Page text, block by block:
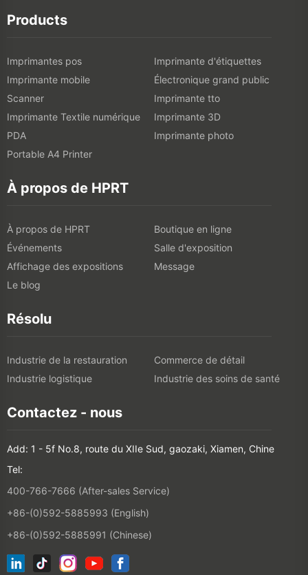
Products
Imprimantes pos
Imprimante d'étiquettes
Imprimante mobile
Électronique grand public
Scanner
Imprimante tto
Imprimante Textile numérique
Imprimante 3D
PDA
Imprimante photo
Portable A4 Printer
À propos de HPRT
À propos de HPRT
Boutique en ligne
Événements
Salle d'exposition
Affichage des expositions
Message
Le blog
Résolu
Industrie de la restauration
Commerce de détail
Industrie logistique
Industrie des soins de santé
Contactez - nous
Add: 1 - 5f No.8, route du XIIe Sud, gaozaki, Xiamen, Chine
Tel:
400-766-7666 (After-sales Service)
+86-(0)592-5885993 (English)
+86-(0)592-5885991 (Chinese)